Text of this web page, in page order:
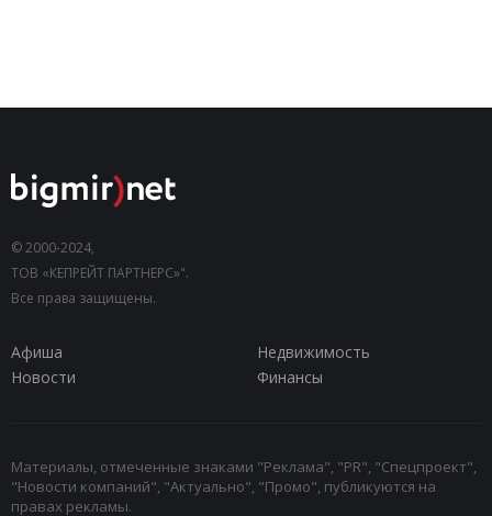
© 2000-2024,
ТОВ «КЕПРЕЙТ ПАРТНЕРС»".
Все права защищены.
Афиша
Недвижимость
Новости
Финансы
Материалы, отмеченные знаками "Реклама", "PR", "Спецпроект",
"Новости компаний", "Актуально", "Промо", публикуются на
правах рекламы.